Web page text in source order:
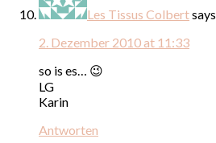
Les Tissus Colbertsays
2. Dezember 2010 at 11:33
so is es… 😉
LG
Karin
Antworten